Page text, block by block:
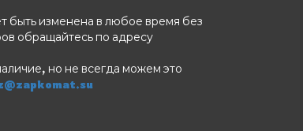
быть изменена в любое время без
обращайтесь по адресу
но не всегда можем это